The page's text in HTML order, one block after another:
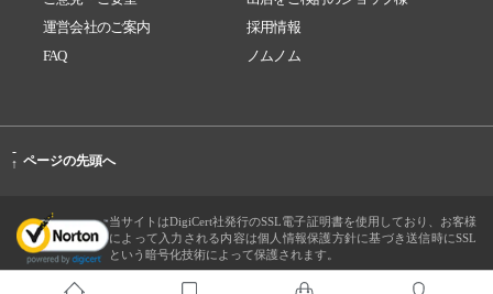
運営会社のご案内
採用情報
FAQ
ノムノム
-
↑ ページの先頭へ
当サイトはDigiCert社発行のSSL電子証明書を使用しており、お客様
によって入力される内容は個人情報保護方針に基づき送信時にSSL
という暗号化技術によって保護されます。